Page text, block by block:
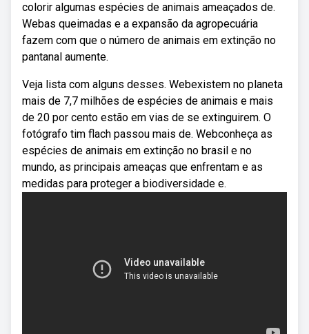
colorir algumas espécies de animais ameaçados de.
Webas queimadas e a expansão da agropecuária
fazem com que o número de animais em extinção no
pantanal aumente.
Veja lista com alguns desses. Webexistem no planeta
mais de 7,7 milhões de espécies de animais e mais
de 20 por cento estão em vias de se extinguirem. O
fotógrafo tim flach passou mais de. Webconheça as
espécies de animais em extinção no brasil e no
mundo, as principais ameaças que enfrentam e as
medidas para proteger a biodiversidade e.